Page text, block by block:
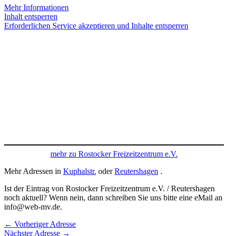
Mehr Informationen
Inhalt entsperren
Erforderlichen Service akzeptieren und Inhalte entsperren
mehr zu Rostocker Freizeitzentrum e.V.
Mehr Adressen in Kuphalstr. oderReutershagen .
Ist der Eintrag von Rostocker Freizeitzentrum e.V. / Reutershagen
noch aktuell? Wenn nein, dann schreiben Sie uns bitte eine eMail an
info@web-mv.de.
← Vorheriger Adresse
Nächster Adresse →